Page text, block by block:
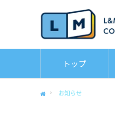
トップ
お知らせ